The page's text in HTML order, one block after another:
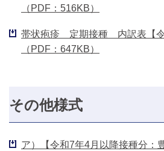
（PDF：516KB）
帯状疱疹 定期接種 内訳表【令
（PDF：647KB）
その他様式
ア）【令和7年4月以降接種分：